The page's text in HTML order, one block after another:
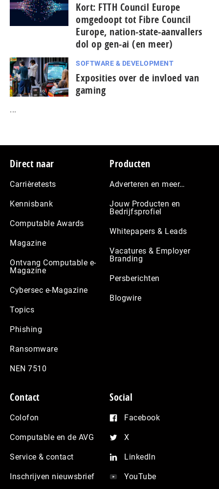
Kort: FTTH Council Europe
omgedoopt tot Fibre Council
Europe, nation-state-aanvallers
dol op gen-ai (en meer)
SOFTWARE & DEVELOPMENT
Exposities over de invloed van
gaming
...
Footer
Direct naar
Carrièretests
Kennisbank
Computable Awards
Magazine
Ontvang Computable e-
Magazine
Cybersec e-Magazine
Topics
Phishing
Ransomware
NEN 7510
Producten
Adverteren en meer…
Jouw Producten en
Bedrijfsprofiel
Whitepapers & Leads
Vacatures & Employer
Branding
Persberichten
Blogwire
Contact
Colofon
Computable en de AVG
Service & contact
Inschrijven nieuwsbrief
Social
Facebook
X
LinkedIn
YouTube